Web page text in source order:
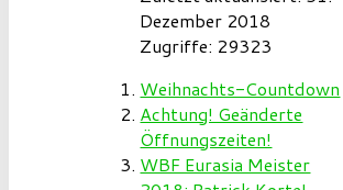
Dezember 2018
Zugriffe: 29323
Weihnachts-Countdown
Achtung! Geänderte
Öffnungszeiten!
WBF Eurasia Meister